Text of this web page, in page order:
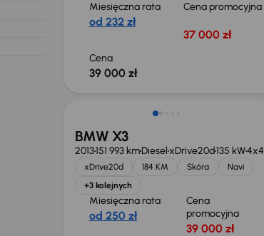
Miesięczna rata
od 232 zł
Cena promocyjna
37 000 zł
Cena
39 000 zł
BMW X3
2013151 993 kmDiesel xDrive20d135 kW4x4
xDrive20d 184 KM Skóra
Navi
+3 kolejnych
Miesięczna rata
od 250 zł
Cena
promocyjna
39 000 zł